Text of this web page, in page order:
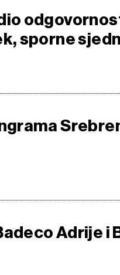
sporne
Adrije i